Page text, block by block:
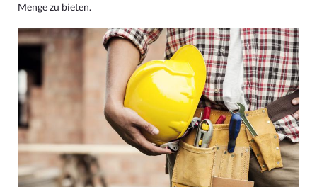
Menge zu bieten.